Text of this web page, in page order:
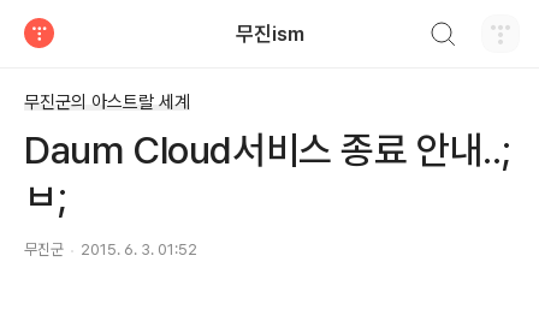
무진ism
무진군의 아스트랄 세계
Daum Cloud서비스 종료 안내..;
ㅂ;
무진군 2015. 6. 3. 01:52